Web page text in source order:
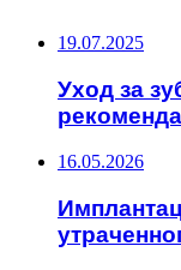
19.07.2025
Уход за
16.05.2026